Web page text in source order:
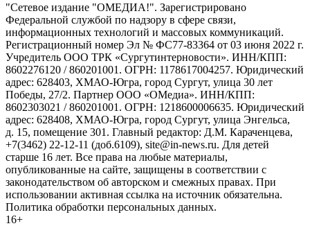
"Сетевое издание "ОМЕДИА!". Зарегистрировано
Федеральной службой по надзору в сфере связи,
информационных технологий и массовых коммуникаций.
Регистрационный номер Эл № ФС77-83364 от 03 июня 2022 г.
Учредитель ООО ТРК «Сургутинтерновости». ИНН/КПП:
8602276120 / 860201001. ОГРН: 1178617004257. Юридический
адрес: 628403, ХМАО-Югра, город Сургут, улица 30 лет
Победы, 27/2. Партнер ООО «ОМедиа». ИНН/КПП:
8602303021 / 860201001. ОГРН: 1218600006635. Юридический
адрес: 628408, ХМАО-Югра, город Сургут, улица Энгельса,
д. 15, помещение 301. Главный редактор: Д.М. Караченцева,
+7(3462) 22-12-11 (доб.6109), site@in-news.ru. Для детей
старше 16 лет. Все права на любые материалы,
опубликованные на сайте, защищены в соответствии с
законодательством об авторском и смежных правах. При
использовании активная ссылка на источник обязательна.
Политика обработки персональных данных.
16+